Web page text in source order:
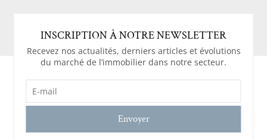
INSCRIPTION À NOTRE NEWSLETTER
Recevez nos actualités, derniers articles et évolutions
du marché de l’immobilier dans notre secteur.
E-
MAIL